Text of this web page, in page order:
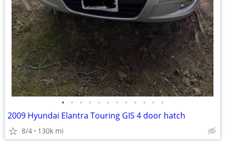
• • • • • • • • • • • •
2009 Hyundai Elantra Touring GIS 4 door hatch
8/4 130k mi